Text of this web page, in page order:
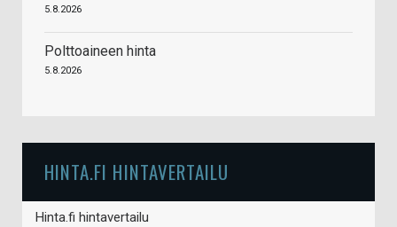
5.8.2026
Polttoaineen hinta
5.8.2026
HINTA.FI HINTAVERTAILU
Hinta.fi hintavertailu